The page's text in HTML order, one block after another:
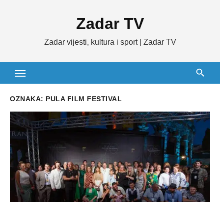
Zadar TV
Zadar vijesti, kultura i sport | Zadar TV
OZNAKA: PULA FILM FESTIVAL